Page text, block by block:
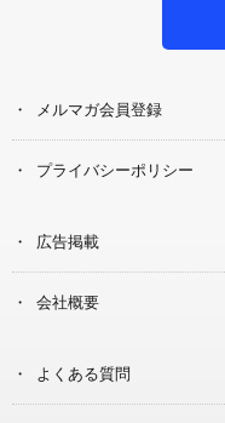
メルマガ会員登録
プライバシーポリシー
広告掲載
会社概要
よくある質問